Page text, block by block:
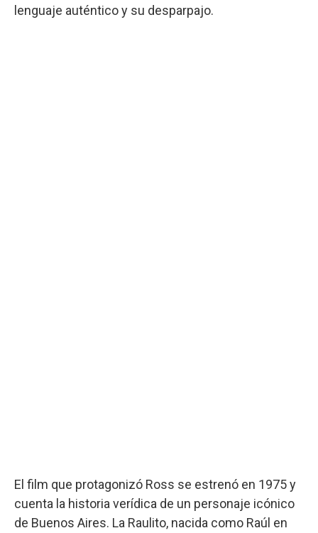
lenguaje auténtico y su desparpajo.
El film que protagonizó Ross se estrenó en 1975 y
cuenta la historia verídica de un personaje icónico
de Buenos Aires. La Raulito, nacida como Raúl en